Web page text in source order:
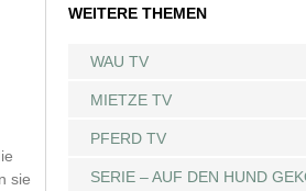
sie
WEITERE THEMEN
WAU TV
MIETZE TV
PFERD TV
SERIE – AUF DEN HUND